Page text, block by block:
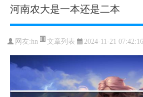
河南农大是一本还是二本
网友:hn 文章列表 2024-11-21 07:42:16